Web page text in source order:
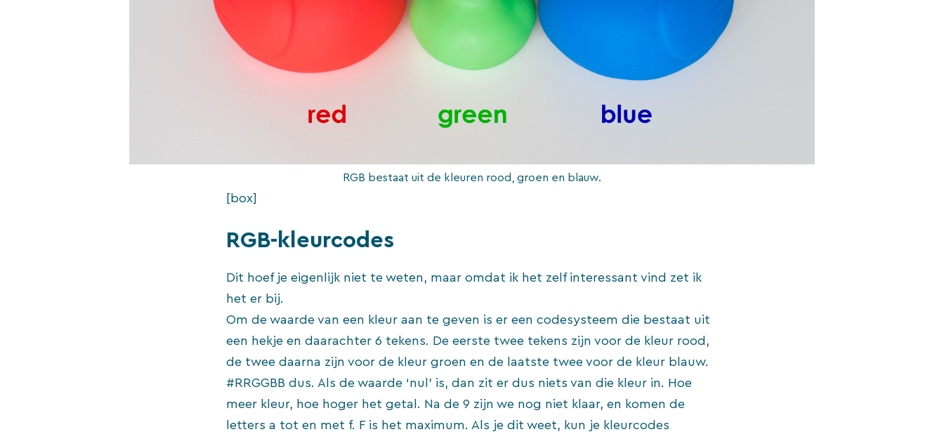
RGB bestaat uit de kleuren rood, groen en blauw.
[box]
RGB-kleurcodes
Dit hoef je eigenlijk niet te weten, maar omdat ik het zelf interessant vind zet ik
het er bij.
Om de waarde van een kleur aan te geven is er een codesysteem die bestaat uit
een hekje en daarachter 6 tekens. De eerste twee tekens zijn voor de kleur rood,
de twee daarna zijn voor de kleur groen en de laatste twee voor de kleur blauw.
#RRGGBB dus. Als de waarde ‘nul’ is, dan zit er dus niets van die kleur in. Hoe
meer kleur, hoe hoger het getal. Na de 9 zijn we nog niet klaar, en komen de
letters a tot en met f. F is het maximum. Als je dit weet, kun je kleurcodes